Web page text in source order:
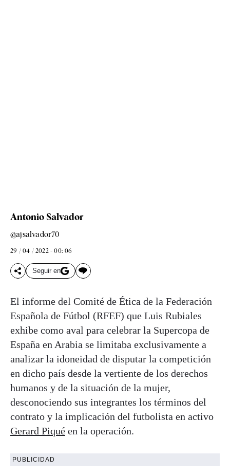
Antonio Salvador
@ajsalvador70
29 / 04 / 2022 - 00: 06
Seguir en
El informe del Comité de Ética de la Federación
Española de Fútbol (RFEF) que Luis Rubiales
exhibe como aval para celebrar la Supercopa de
España en Arabia se limitaba exclusivamente a
analizar la idoneidad de disputar la competición
en dicho país desde la vertiente de los derechos
humanos y de la situación de la mujer,
desconociendo sus integrantes los términos del
contrato y la implicación del futbolista en activo
Gerard Piqué en la operación.
PUBLICIDAD